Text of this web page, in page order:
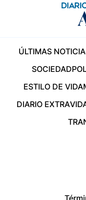
ÚLTIMAS
SOCIEDAD
ESTILO DE VIDA
DIARIO EXTRA